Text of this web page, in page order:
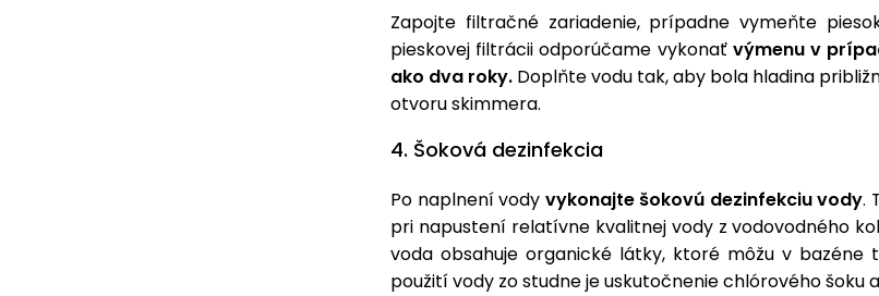
Zapojte filtračné zariadenie, prípadne vymeňte
pieskovej filtrácii odporúčame vykonať výmenu v
ako dva roky. Doplňte vodu tak, aby bola hladina
otvoru skimmera.
4. Šoková dezinfekcia
Po naplnení vody vykonajte šokovú dezinfekciu vody.
pri napustení relatívne kvalitnej vody z vodovodného
voda obsahuje organické látky, ktoré môžu v bazéne
použití vody zo studne je uskutočnenie chlórového šoku